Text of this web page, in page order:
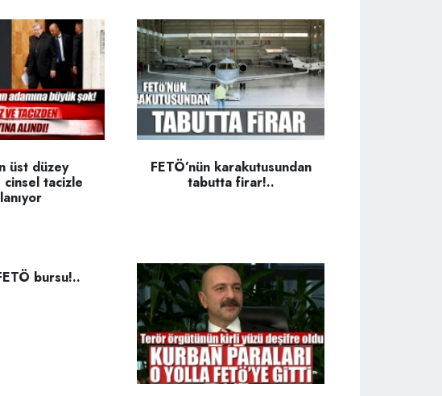
üst düzey
cinsel tacizle
FETÖ’nün karakutusundan
tabutta firar!..
bursu!..